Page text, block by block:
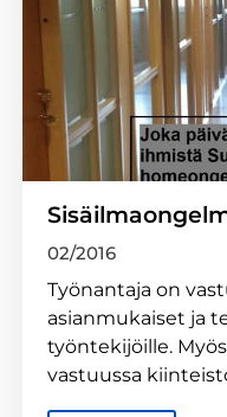
02/2016
Työnantaja on
asianmukaiset ja
työntekijöille.
vastuussa